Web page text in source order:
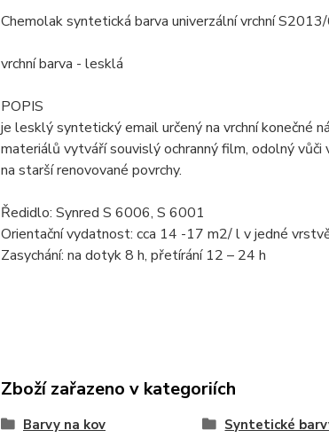
Chemolak syntetická barva univerzální vrchní
vrchní barva - lesklá
POPIS
je lesklý syntetický email určený na vrchní konečné
materiálů vytváří souvislý ochranný film, odolný
na starší renovované povrchy.
Ředidlo: Synred S 6006, S 6001
Orientační vydatnost: cca 14 -17 m2/ l v jedné
Zasychání: na dotyk 8 h, přetírání 12 – 24 h
Zboží zařazeno v kategoriích
Barvy na kov Syntetické